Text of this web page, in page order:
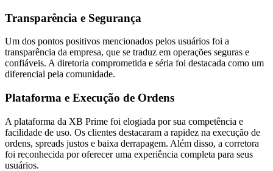
Transparência e Segurança
Um dos pontos positivos mencionados pelos usuários foi a
transparência da empresa, que se traduz em operações seguras e
confiáveis. A diretoria comprometida e séria foi destacada como um
diferencial pela comunidade.
Plataforma e Execução de Ordens
A plataforma da XB Prime foi elogiada por sua competência e
facilidade de uso. Os clientes destacaram a rapidez na execução de
ordens, spreads justos e baixa derrapagem. Além disso, a corretora
foi reconhecida por oferecer uma experiência completa para seus
usuários.